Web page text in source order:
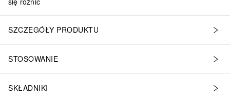
SZCZEGÓŁY PRODUKTU
STOSOWANIE
SKŁADNIKI